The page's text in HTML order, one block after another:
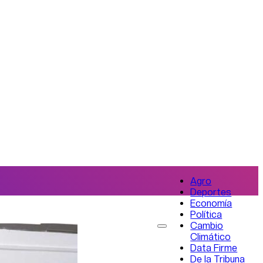
Agro
Deportes
Economía
Política
Cambio
Climático
Data Firme
De la Tribuna